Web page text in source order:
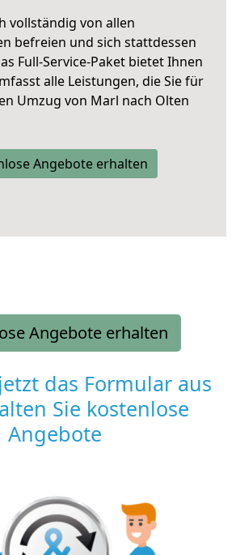
vollständig von allen
befreien und sich stattdessen
Full-Service-Paket bietet Ihnen
alle Leistungen, die Sie für
Umzug von Marl nach Olten
Angebote erhalten
Angebote erhalten
das Formular aus
Sie kostenlose
Angebote